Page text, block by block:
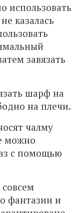
использовать
казалась
завязать
шарф на
на плечи.
чалму
можно
с помощью
фантазии и